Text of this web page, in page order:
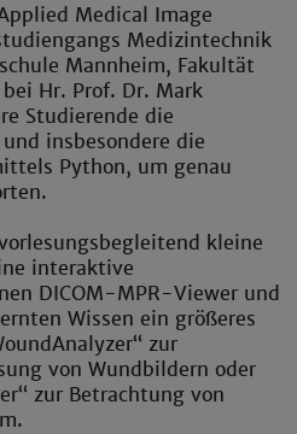
Medical Image
Medizintechnik
Mannheim, Fakultät
Hr. Prof. Dr. Mark
Studierende die
insbesondere die
Python, um genau
kleine
interaktive
DICOM-MPR-Viewer und
Wissen ein größeres
zur
von Wundbildern oder
zur Betrachtung von